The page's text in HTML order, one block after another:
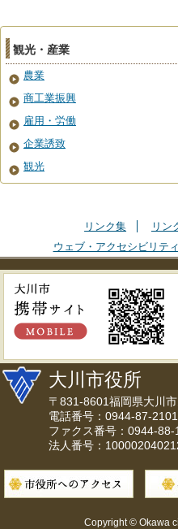
観光・産業
農業
商工業振興
雇用・労働
企業誘致
観光
リンク集
リン
ウェブ・アクセシビリテ
大川市役所
〒831-8601福岡県大川
電話番号：0944-87-
ファクス番号：0944-88-
法人番号：
Copyright © Okawa